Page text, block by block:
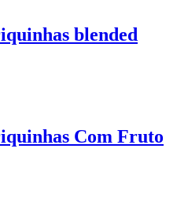
blended
Com Fruto